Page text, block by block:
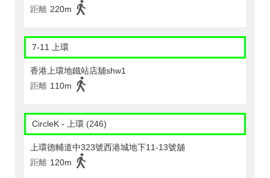
距離 220m
7-11 上環
香港上環地鐵站店舖shw1
距離 110m
CircleK - 上環 (246)
上環德輔道中323號西港城地下11-13號舖
距離 120m